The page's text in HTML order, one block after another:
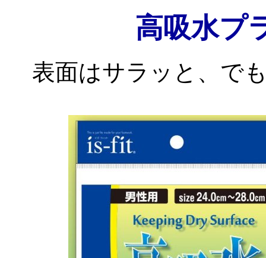
高吸水プ
表面はサラッと、で